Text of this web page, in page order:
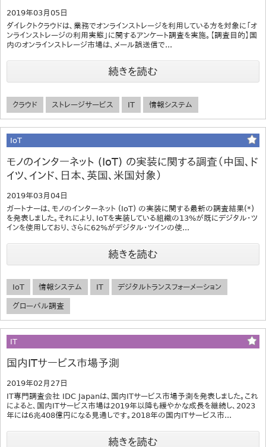
2019年03月05日
ダイレクトクラウドは、業務でオンラインストレージを利用している方を対象に「オ
ンラインストレージの利用実態」に関するアンケート調査を実施。【調査目的】国
内のオンラインストレージ市場は、メール誤送信で...
続きを読む
クラウド ストレージサービス IT 情報システム
IoT
モノのインターネット (IoT) の実装に関する調査（中国、ド
イツ、インド、日本、英国、米国対象）
2019年03月04日
ガートナーは、モノのインターネット (IoT) の実装に関する最新の調査結果(*)
を発表しました。それにより、IoTを実装している組織の13%が既にデジタル・ツ
インを使用しており、さらに62%がデジタル・ツインの使...
続きを読む
IoT 情報システム IT デジタルトランスフォーメーション
グローバル調査
IT
国内ITサービス市場予測
2019年02月27日
IT専門調査会社 IDC Japanは、国内ITサービス市場予測を発表しました。これ
によると、国内ITサービス市場は2019年以降も緩やかな成長を継続し、2023
年には6兆408億円になる見通しです。2018年の国内ITサービス市...
続きを読む